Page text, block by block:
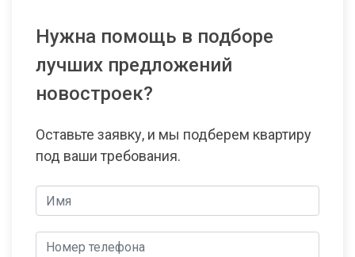
Нужна помощь в подборе
лучших предложений
новостроек?
Оставьте заявку, и мы подберем квартиру
под ваши требования.